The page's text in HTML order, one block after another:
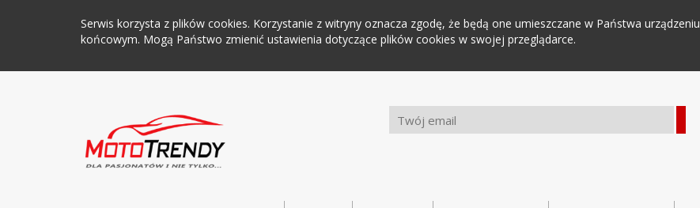
Serwis korzysta z plików cookies. Korzystanie z witryny oznacza zgodę, że będą one umieszczane w Państwa urządzeniu
końcowym. Mogą Państwo zmienić ustawienia dotyczące plików cookies w swojej przeglądarce.